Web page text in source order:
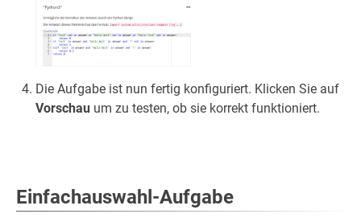
Die Aufgabe ist nun fertig konfiguriert. Klicken Sie auf
Vorschau um zu testen, ob sie korrekt funktioniert.
Einfachauswahl-Aufgabe